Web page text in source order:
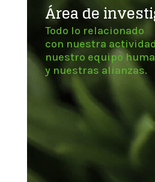
Área de
Todo lo relacionado
con nuestra
nuestro equipo
y nuestras alianzas.